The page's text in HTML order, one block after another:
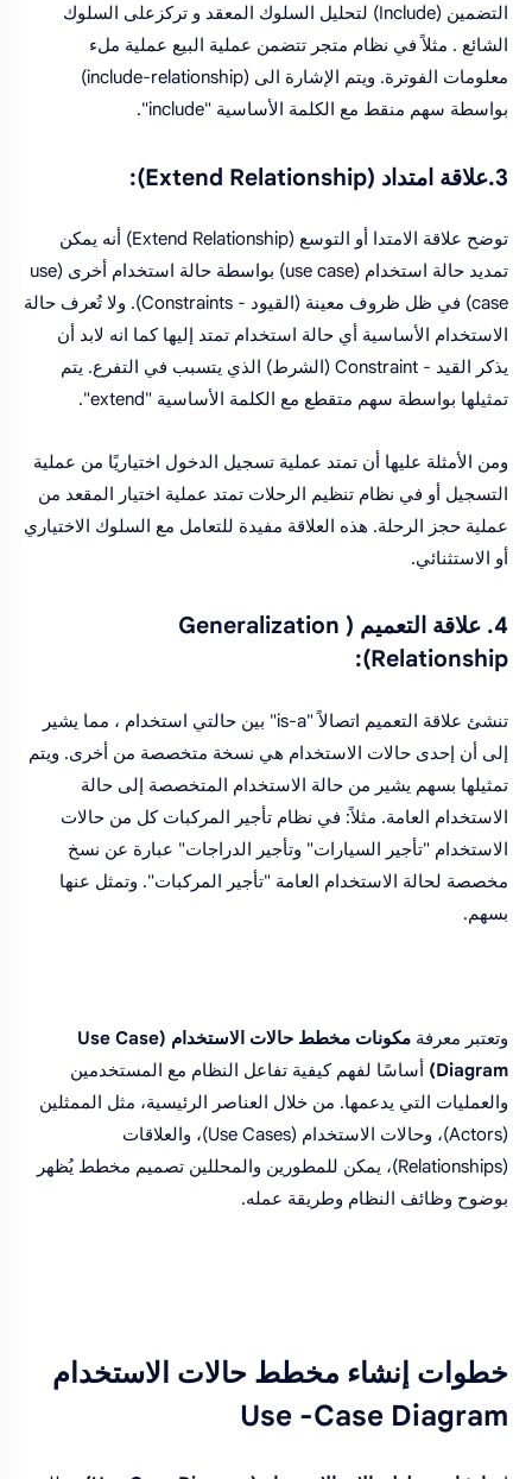
التضمين (Include) لتحليل السلوك المعقد و تركزعلى السلوك
الشائع . مثلاً في نظام متجر تتضمن عملية البيع عملية ملء
معلومات الفوترة. ويتم الإشارة الى (include-relationship)
بواسطة سهم منقط مع الكلمة الأساسية "include".
3.علاقة امتداد (Extend Relationship):
توضح علاقة الامتدا أو التوسع (Extend Relationship) أنه يمكن
تمديد حالة استخدام (use case) بواسطة حالة استخدام أخرى (use
case) في ظل ظروف معينة (القيود - Constraints). ولا تُعرف حالة
الاستخدام الأساسية أي حالة استخدام تمتد إليها كما انه لابد أن
يذكر القيد - Constraint (الشرط) الذي يتسبب في التفرع. يتم
تمثيلها بواسطة سهم متقطع مع الكلمة الأساسية "extend".
ومن الأمثلة عليها أن تمتد عملية تسجيل الدخول اختياريًا من عملية
التسجيل أو في نظام تنظيم الرحلات تمتد عملية اختيار المقعد من
عملية حجز الرحلة. هذه العلاقة مفيدة للتعامل مع السلوك الاختياري
أو الاستثنائي.
4. علاقة التعميم ( Generalization
Relationship):
تنشئ علاقة التعميم اتصالاً "is-a" بين حالتي استخدام ، مما يشير
إلى أن إحدى حالات الاستخدام هي نسخة متخصصة من أخرى. ويتم
تمثيلها بسهم يشير من حالة الاستخدام المتخصصة إلى حالة
الاستخدام العامة. مثلاً: في نظام تأجير المركبات كل من حالات
الاستخدام "تأجير السيارات" وتأجير الدراجات" عبارة عن نسخ
مخصصة لحالة الاستخدام العامة "تأجير المركبات". وتمثل عنها
بسهم.
وتعتبر معرفة
مكونات مخطط حالات الاستخدام (Use Case
Diagram)
أساسًا لفهم كيفية تفاعل النظام مع المستخدمين
والعمليات التي يدعمها. من خلال العناصر الرئيسية، مثل الممثلين
(Actors)، وحالات الاستخدام (Use Cases)، والعلاقات
(Relationships)، يمكن للمطورين والمحللين تصميم مخطط يُظهر
بوضوح وظائف النظام وطريقة عمله.
خطوات إنشاء مخطط حالات الاستخدام
Use -Case Diagram